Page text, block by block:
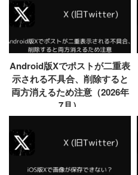
Android版Xでポストが二重表
示される不具合、削除すると
両方消えるため注意（2026年
7月）